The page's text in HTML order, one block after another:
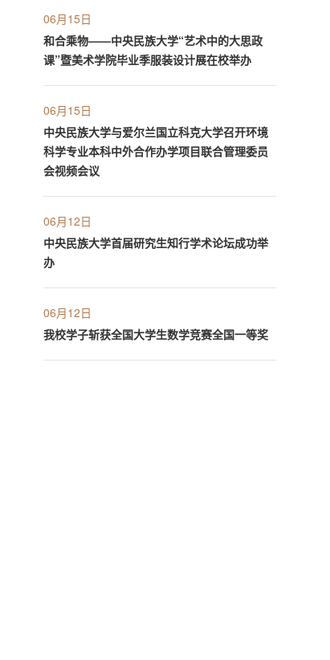
06月15日
和合乘物——中央民族大学“艺术中的大思政
课”暨美术学院毕业季服装设计展在校举办
06月15日
中央民族大学与爱尔兰国立科克大学召开环境
科学专业本科中外合作办学项目联合管理委员
会视频会议
06月12日
中央民族大学首届研究生知行学术论坛成功举
办
06月12日
我校学子斩获全国大学生数学竞赛全国一等奖